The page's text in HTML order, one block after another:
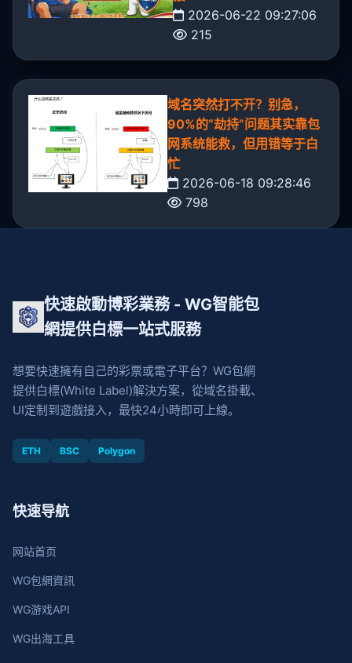
2026-06-22 09:27:06
215
域名突然打不开？别急，
90%的“劫持”问题其实靠包
网系统能救，但用错等于白
忙
2026-06-18 09:28:46
798
快速啟動博彩業務 - WG智能包
網提供白標一站式服務
想要快速擁有自己的彩票或電子平台？WG包網
提供白標(White Label)解決方案，從域名掛載、
UI定制到遊戲接入，最快24小時即可上線。
ETH BSC Polygon
快速导航
网站首页
WG包網資訊
WG游戏API
WG出海工具